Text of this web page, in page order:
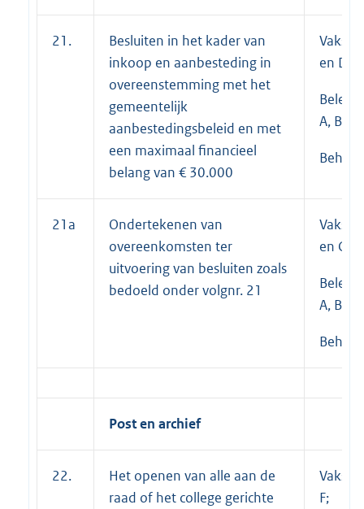
21.
Besluiten in het kader van
inkoop en aanbesteding in
overeenstemming met het
gemeentelijk
aanbestedingsbeleid en met
een maximaal financieel
belang van € 30.000
en D;
A, B en
21a
Ondertekenen van
overeenkomsten ter
uitvoering van besluiten zoals
bedoeld onder volgnr. 21
en C
A, B en
Post en archief
22.
Het openen van alle aan de
raad of het college gerichte
F;